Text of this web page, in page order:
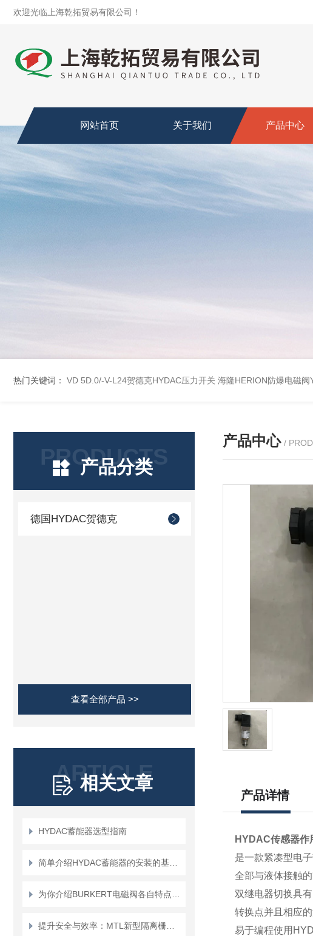
欢迎光临上海乾拓贸易有限公司！
网站首页 关于我们 产品中心
热门关键词： VD 5D.0/-V-L24贺德克HYDAC压力开关 海隆HERION防爆电磁阀
PRODUCTS
产品分类
德国HYDAC贺德克
查看全部产品 >>
ARTICLE
相关文章
HYDAC蓄能器选型指南
产品中心 /
产品详情
HYDAC传感器作
是一款紧凑型电
全部与液体接触
双继电器切换具
转换点并且相应
易于编程使用